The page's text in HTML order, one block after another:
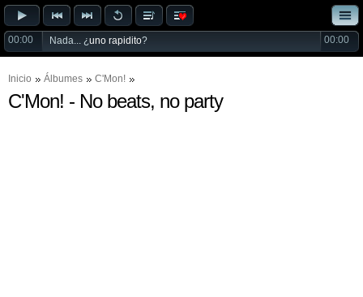
00:00 Nada... ¿uno rapidito? 00:00
Inicio Álbumes C'Mon!
C'Mon! - No beats, no party